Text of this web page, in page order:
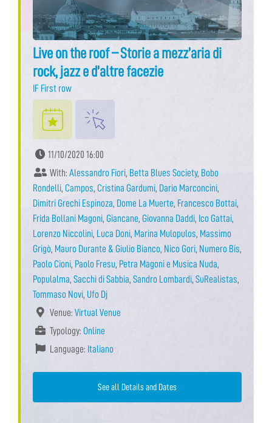
Live on the roof – Storie a mezz’aria di
rock, jazz e d’altre facezie
IF First row
11/10/2020 16:00
With: Alessandro Fiori, Betta Blues Society, Bobo
Rondelli, Campos, Cristina Gardumi, Dario Marconcini,
Dimitri Grechi Espinoza, Dome La Muerte, Francesco Bottai,
Frida Bollani Magoni, Giancane, Giovanna Daddi, Ico Gattai,
Lorenzo Niccolini, Luca Doni, Marina Mulopulos, Massimo
Grigò, Mauro Durante & Giulio Bianco, Nico Gori, Numero Bis,
Paolo Cioni, Paolo Fresu, Petra Magoni e Musica Nuda,
Populalma, Sacchi di Sabbia, Sandro Lombardi, SuRealistas,
Tommaso Novi, Ufo Dj
Venue: Virtual Venue
Typology: Online
Language: Italiano
See all Details and Dates